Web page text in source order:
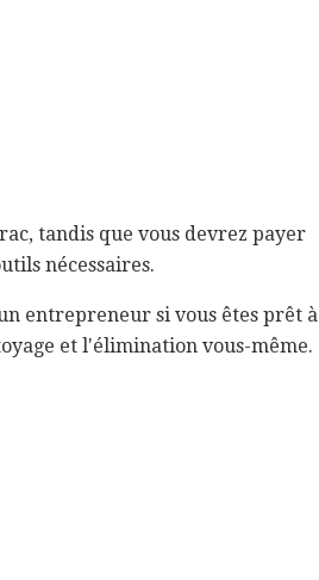
tandis que vous devrez payer
nécessaires.
entrepreneur si vous êtes prêt à
et l'élimination vous-même.